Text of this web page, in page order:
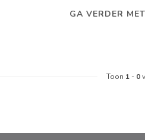
GA VERDER
Toon 1 - 0